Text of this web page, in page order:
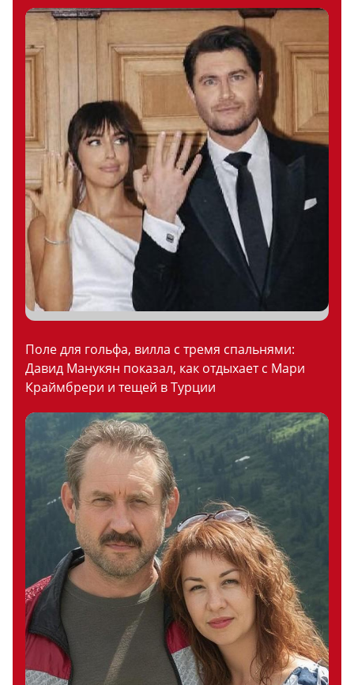
Поле для гольфа, вилла с тремя спальнями:
Давид Манукян показал, как отдыхает с Мари
Краймбрери и тещей в Турции